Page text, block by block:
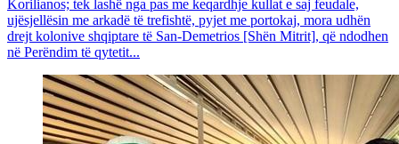
Korilianos; tek lashë nga pas me keqardhje kullat e saj feudale,
ujësjellësin me arkadë të trefishtë, pyjet me portokaj, mora udhën
drejt kolonive shqiptare të San-Demetrios [Shën Mitrit], që ndodhen
në Perëndim të qytetit...